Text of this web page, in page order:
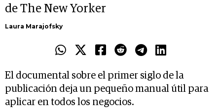
de The New Yorker
Laura Marajofsky
El documental sobre el primer siglo de la
publicación deja un pequeño manual útil para
aplicar en todos los negocios.